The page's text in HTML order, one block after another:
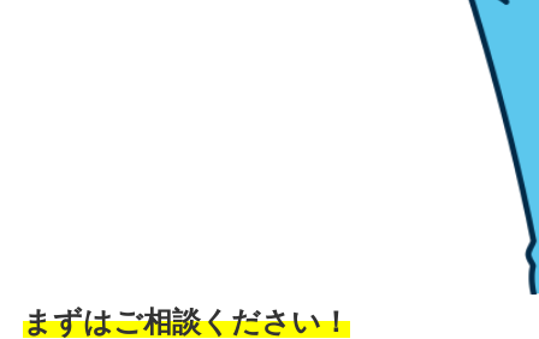
まずはご相談ください！